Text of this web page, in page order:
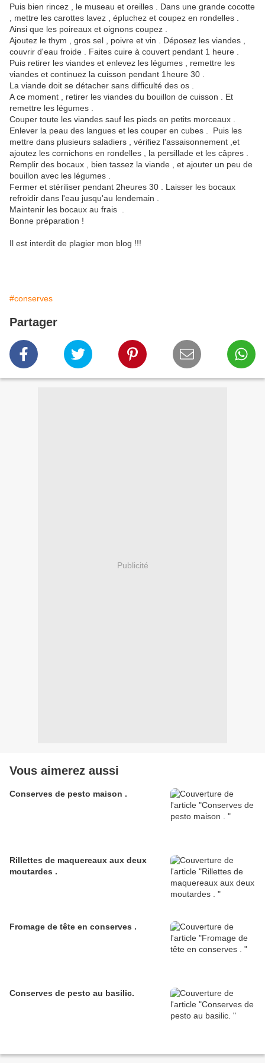
Puis bien rincez , le museau et oreilles . Dans une grande cocotte
, mettre les carottes lavez , épluchez et coupez en rondelles .
Ainsi que les poireaux et oignons coupez .
Ajoutez le thym , gros sel , poivre et vin . Déposez les viandes ,
couvrir d'eau froide . Faites cuire à couvert pendant 1 heure .
Puis retirer les viandes et enlevez les légumes , remettre les
viandes et continuez la cuisson pendant 1heure 30 .
La viande doit se détacher sans difficulté des os .
A ce moment , retirer les viandes du bouillon de cuisson . Et
remettre les légumes .
Couper toute les viandes sauf les pieds en petits morceaux .
Enlever la peau des langues et les couper en cubes . Puis les
mettre dans plusieurs saladiers , vérifiez l'assaisonnement ,et
ajoutez les cornichons en rondelles , la persillade et les câpres .
Remplir des bocaux , bien tassez la viande , et ajouter un peu de
bouillon avec les légumes .
Fermer et stériliser pendant 2heures 30 . Laisser les bocaux
refroidir dans l'eau jusqu'au lendemain .
Maintenir les bocaux au frais .
Bonne préparation !
Il est interdit de plagier mon blog !!!
#conserves
Partager
Publicité
Vous aimerez aussi
Conserves de pesto maison .
Rillettes de maquereaux aux deux
moutardes .
Fromage de tête en conserves .
Conserves de pesto au basilic.